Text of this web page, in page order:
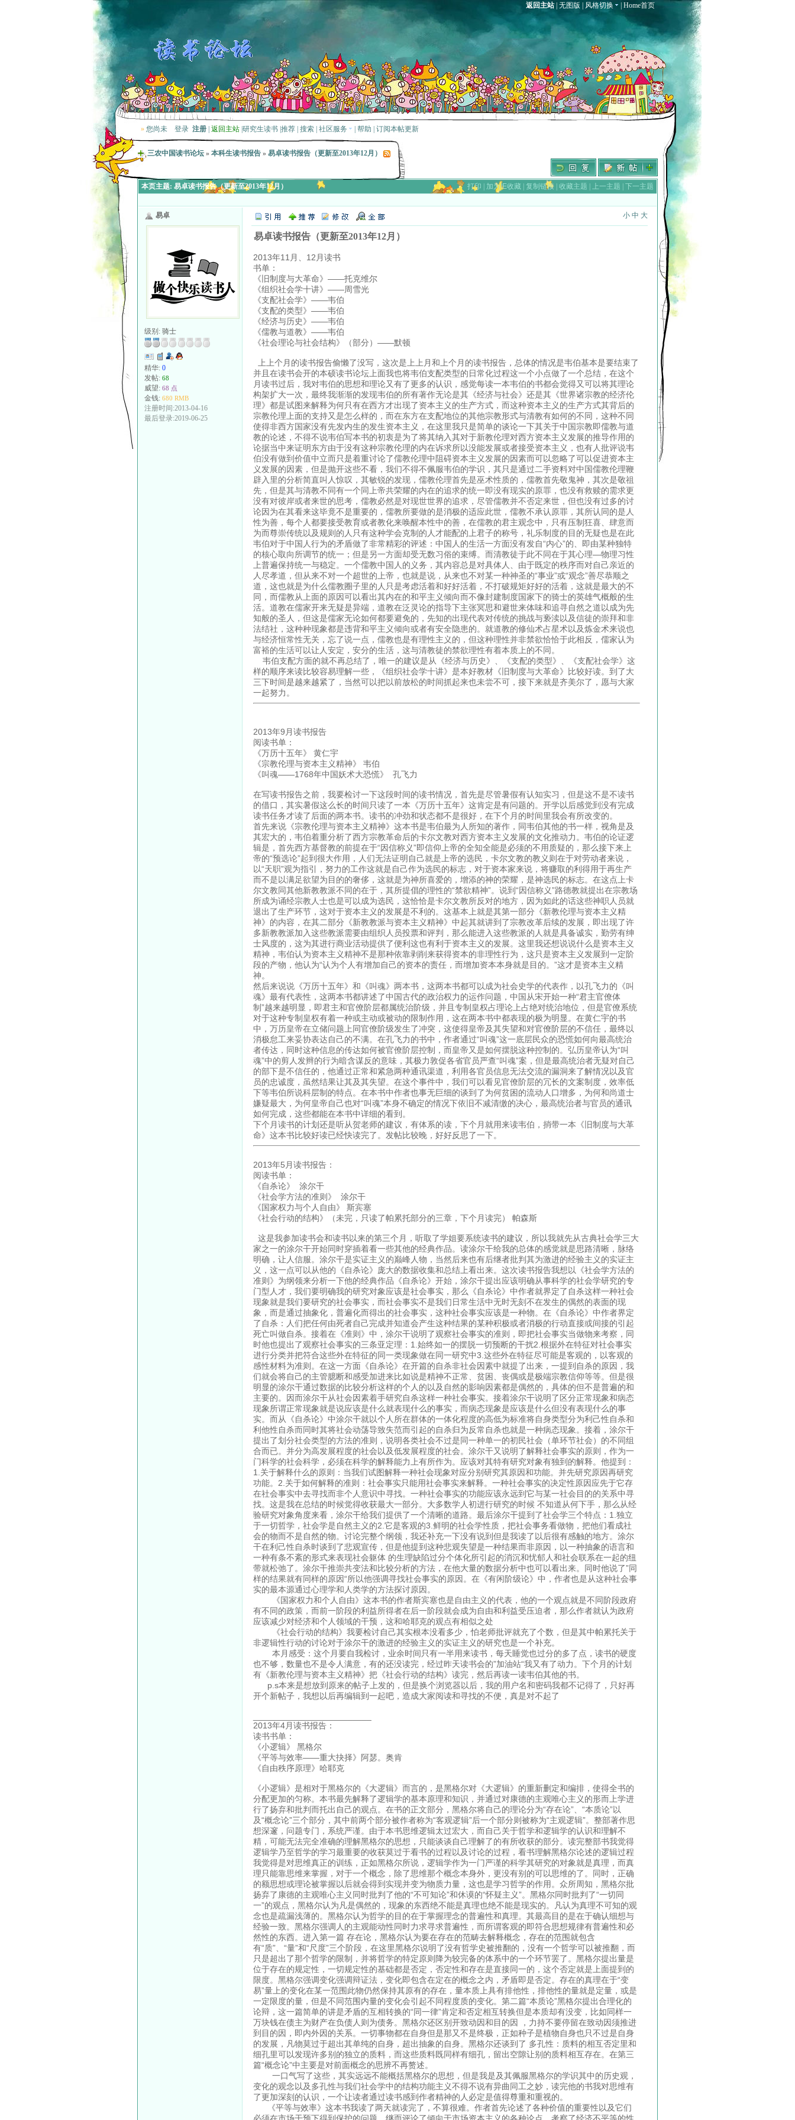
返回主站| 无图版 风格切换 Home首页
» 您尚未 登录 注册 返回主站 研究生读书 推荐 搜索 社区服务 帮助 订阅本帖更新
三农中国读书论坛 » 本科生读书报告 » 易卓读书报告（更新至2013年12月）
本页主题: 易卓读书报告（更新至2013年12月） 打印 | 加为IE收藏 |复制链接 |收藏主题 | 上一主题 |下一主题
易卓
级别: 骑士
精华: 0
发帖: 68
威望: 68 点
金钱: 680 RMB
注册时间:2013-04-16
最后登录:2019-06-25
小 中 大
易卓读书报告（更新至2013年12月）
2013年11月、12月读书
书单：
《旧制度与大革命》——托克维尔
《组织社会学十讲》——周雪光
《支配社会学》——韦伯
《支配的类型》——韦伯
《经济与历史》——韦伯
《儒教与道教》——韦伯
《社会理论与社会结构》（部分）——默顿
上上个月的读书报告偷懒了没写，这次是上上月和上个月的读书报告，总体的情况是韦伯基本是要结束了
并且在读书会开的本硕读书论坛上面我也将韦伯支配类型的日常化过程这一个小点做了一个总结，在这个
月读书过后，我对韦伯的思想和理论又有了更多的认识，感觉每读一本韦伯的书都会觉得又可以将其理论
构架扩大一次，最终我渐渐的发现韦伯的所有著作无论是其《经济与社会》还是其《世界诸宗教的经济伦
理》都是试图来解释为何只有在西方才出现了资本主义的生产方式，而这种资本主义的生产方式其背后的
宗教伦理上面的支持又是怎么样的，而在东方在支配地位的其他宗教形式与清教有如何的不同，这种不同
使得非西方国家没有先发内生的发生资本主义，在这里我只是简单的谈论一下其关于中国宗教即儒教与道
教的论述，不得不说韦伯写本书的初衷是为了将其纳入其对于新教伦理对西方资本主义发展的推导作用的
论据当中来证明东方由于没有这种宗教伦理的内在诉求所以没能发展或者接受资本主义，也有人批评说韦
伯没有做到价值中立而只是着重讨论了儒教伦理中阻碍资本主义发展的因素而可以忽略了可以促进资本主
义发展的因素，但是抛开这些不看，我们不得不佩服韦伯的学识，其只是通过二手资料对中国儒教伦理鞭
辟入里的分析简直叫人惊叹，其敏锐的发现，儒教伦理首先是巫术性质的，儒教首先敬鬼神，其次是敬祖
先，但是其与清教不同有一个同上帝共荣耀的内在的追求的统一即没有现实的原罪，也没有救赎的需求更
没有对彼岸或者来世的思考，儒教必然是对现世世界的追求，尽管儒教并不否定来世，但也没有过多的讨
论因为在其看来这毕竟不是重要的，儒教所要做的是消极的适应此世，儒教不承认原罪，其所认同的是人
性为善，每个人都要接受教育或者教化来唤醒本性中的善，在儒教的君主观念中，只有压制狂喜、肆意而
为而尊崇传统以及规则的人只有这种学会克制的人才能配的上君子的称号，礼乐制度的目的无疑也是在此
韦伯对于中国人行为的矛盾做了非常精彩的评述：中国人的生活一方面没有发自“内心”的、即由某种独特
的核心取向所调节的统一；但是另一方面却受无数习俗的束缚。而清教徒于此不同在于其心理—物理习性
上普遍保持统一与稳定。一个儒教中国人的义务，其内容总是对具体人、由于既定的秩序而对自己亲近的
人尽孝道，但从来不对一个超世的上帝，也就是说，从来也不对某一种神圣的“事业”或“观念”善尽恭顺之
道，这也就是为什么儒教圈子里的人只是考虑活着和好好活着，不打破规矩好好的活着，这就是最大的不
同，而儒教从上面的原因可以看出其内在的和平主义倾向而不像封建制度国家下的骑士的英雄气概般的生
活。道教在儒家开来无疑是异端，道教在泛灵论的指导下主张冥思和避世来体味和追寻自然之道以成为先
知般的圣人，但这是儒家无论如何都要避免的，先知的出现代表对传统的挑战与亵渎以及信徒的崇拜和非
法结社，这种种现象都是违背和平主义倾向或者有安全隐患的。就道教的修仙术占星术以及炼金术来说也
与经济恒常性无关，忘了说一点，儒教也是有理性主义的，但这种理性并非禁欲恰恰于此相反，儒家认为
富裕的生活可以让人安定，安分的生活，这与清教徒的禁欲理性有着本质上的不同。
韦伯支配方面的就不再总结了，唯一的建议是从《经济与历史》、《支配的类型》、《支配社会学》这
样的顺序来读比较容易理解一些，《组织社会学十讲》是本好教材《旧制度与大革命》比较好读。到了大
三下时间是越来越紧了，当然可以把以前放松的时间抓起来也未尝不可，接下来就是齐美尔了，愿与大家
一起努力。
2013年9月读书报告
阅读书单：
《万历十五年》 黄仁宇
《宗教伦理与资本主义精神》 韦伯
《叫魂——1768年中国妖术大恐慌》 孔飞力
在写读书报告之前，我要检讨一下这段时间的读书情况，首先是尽管暑假有认知实习，但是这不是不读书
的借口，其实暑假这么长的时间只读了一本《万历十五年》这肯定是有问题的。开学以后感觉到没有完成
读书任务才读了后面的两本书。读书的冲劲和状态都不是很好，在下个月的时间里我会有所改变的。
首先来说《宗教伦理与资本主义精神》这本书是韦伯最为人所知的著作，同韦伯其他的书一样，视角是及
其宏大的，韦伯着重分析了西方宗教革命后的卡尔文教对西方资本主义发展的文化推动力。韦伯的论证逻
辑是，首先西方基督教的前提在于“因信称义”即信仰上帝的全知全能是必须的不用质疑的，那么接下来上
帝的“预选论”起到很大作用，人们无法证明自己就是上帝的选民，卡尔文教的教义则在于对劳动者来说，
以“天职”观为指引，努力的工作这就是自己作为选民的标志，对于资本家来说，将赚取的利得用于再生产
而不是以满足欲望为目的的奢侈，这就是为神所喜爱的，增添的神的荣耀，是神选民的标志。在这点上卡
尔文教同其他新教教派不同的在于，其所提倡的理性的“禁欲精神”。说到“因信称义”路德教就提出在宗教场
所成为诵经宗教人士也是可以成为选民，这恰恰是卡尔文教所反对的地方，因为如此的话这些神职人员就
退出了生产环节，这对于资本主义的发展是不利的。这基本上就是其第一部分《新教伦理与资本主义精
神》的内容，在其二部分《新教教派与资本主义精神》中起其就讲到了宗教改革后续的发展，即出现了许
多新教教派加入这些教派需要由组织人员投票和评判，那么能进入这些教派的人就是具备诚实，勤劳有绅
士风度的，这为其进行商业活动提供了便利这也有利于资本主义的发展。这里我还想说说什么是资本主义
精神，韦伯认为资本主义精神不是那种依靠剥削来获得资本的非理性行为，这只是资本主义发展到一定阶
段的产物，他认为“认为个人有增加自己的资本的责任，而增加资本本身就是目的。”这才是资本主义精
神。
然后来说说《万历十五年》和《叫魂》两本书，这两本书都可以成为社会史学的代表作，以孔飞力的《叫
魂》最有代表性，这两本书都讲述了中国古代的政治权力的运作问题，中国从宋开始一种“君主官僚体
制”越来越明显，即君主和官僚阶层都属统治阶级，并且专制皇权占理论上占绝对统治地位，但是官僚系统
对于这种专制皇权有着一种或主动或被动的限制作用，这在两本书中都表现的极为明显。在黄仁宇的书
中，万历皇帝在立储问题上同官僚阶级发生了冲突，这使得皇帝及其失望和对官僚阶层的不信任，最终以
消极怠工来妥协表达自己的不满。在孔飞力的书中，作者通过“叫魂”这一底层民众的恐慌如何向最高统治
者传达，同时这种信息的传达如何被官僚阶层控制，而皇帝又是如何摆脱这种控制的。弘历皇帝认为“叫
魂”中的剪人发辫的行为暗含谋反的意味，其极力敦促各省官员严查“叫魂”案，但是最高统治者无疑对自己
的部下是不信任的，他通过正常和紧急两种通讯渠道，利用各官员信息无法交流的漏洞来了解情况以及官
员的忠诚度，虽然结果让其及其失望。在这个事件中，我们可以看见官僚阶层的冗长的文案制度，效率低
下等韦伯所说科层制的特点。在本书中作者也事无巨细的谈到了为何贫困的流动人口增多，为何和尚道士
嫌疑最大，为何皇帝自己也对“叫魂”本身不确定的情况下依旧不减清缴的决心，最高统治者与官员的通讯
如何完成，这些都能在本书中详细的看到。
下个月读书的计划还是听从贺老师的建议，有体系的读，下个月就用来读韦伯，捎带一本《旧制度与大革
命》这本书比较好读已经快读完了。发帖比较晚，好好反思了一下。
2013年5月读书报告：
阅读书单：
《自杀论》 涂尔干
《社会学方法的准则》 涂尔干
《国家权力与个人自由》 斯宾塞
《社会行动的结构》（未完，只读了帕累托部分的三章，下个月读完） 帕森斯
这是我参加读书会和读书以来的第三个月，听取了学姐要系统读书的建议，所以我就先从古典社会学三大
家之一的涂尔干开始同时穿插着看一些其他的经典作品。读涂尔干给我的总体的感觉就是思路清晰，脉络
明确，让人信服。涂尔干是实证主义的巅峰人物，当然后来也有后继者批判其为激进的经验主义的实证主
义，这一点可以从他的《自杀论》庞大的数据收集和总结上看出来。这次读书报告我想以《社会学方法的
准则》为纲领来分析一下他的经典作品《自杀论》开始，涂尔干提出应该明确从事科学的社会学研究的专
门型人才，我们要明确我的研究对象应该是社会事实，那么《自杀论》中作者就界定了自杀这样一种社会
现象就是我们要研究的社会事实，而社会事实不是我们日常生活中无时无刻不在发生的偶然的表面的现
象，而是通过抽象化，普遍化而得出的社会事实，这种社会事实应该是一种物。在《自杀论》中作者界定
了自杀：人们把任何由死者自己完成并知道会产生这种结果的某种积极或者消极的行动直接或间接的引起
死亡叫做自杀。接着在《准则》中，涂尔干说明了观察社会事实的准则，即把社会事实当做物来考察，同
时他也提出了观察社会事实的三条亚定理：1.始终如一的摆脱一切预断的干扰2.根据外在特征对社会事实
进行分类并把符合这些外在特征的同一类现象做在同一研究中3.这些外在特征尽可能是客观的，以客观的
感性材料为准则。在这一方面《自杀论》在开篇的自杀非社会因素中就提了出来，一提到自杀的原因，我
们就会将自己的主管臆断和感受加进来比如说是精神不正常、贫困、丧偶或是极端宗教信仰等等。但是很
明显的涂尔干通过数据的比较分析这样的个人的以及自然的影响因素都是偶然的，具体的但不是普遍的和
主要的。因而涂尔干从社会因素着手研究自杀这样一种社会事实。接着涂尔干说明了区分正常现象和病态
现象所谓正常现象就是说应该是什么就表现什么的事实，而病态现象是应该是什么但没有表现什么的事
实。而从《自杀论》中涂尔干就以个人所在群体的一体化程度的高低为标准将自身类型分为利己性自杀和
利他性自杀而同时其将社会动荡导致失范而引起的自杀归为反常自杀也就是一种病态现象。接着，涂尔干
提出了划分社会类型的方法的准则，说明各类社会不过是同一种单一的初民社会（单环节社会）的不同组
合而已。并分为高发展程度的社会以及低发展程度的社会。涂尔干又说明了解释社会事实的原则，作为一
门科学的社会科学，必须在科学的解释能力上有所作为。应该对其特有研究对象有独到的解释。他提到：
1.关于解释什么的原则：当我们试图解释一种社会现象对应分别研究其原因和功能。并先研究原因再研究
功能。2.关于如何解释的准则：社会事实只能用社会事实来解释。一种社会事实的决定性原因应先于它存
在社会事实中去寻找而非个人意识中寻找。一种社会事实的功能应该永远到它与某一社会目的的关系中寻
找。这是我在总结的时候觉得收获最大一部分。大多数学人初进行研究的时候 不知道从何下手，那么从经
验研究对象角度来看，涂尔干给我们提供了一个清晰的道路。最后涂尔干提到了社会学三个特点：1.独立
于一切哲学，社会学是自然主义的2.它是客观的3.鲜明的社会学性质，把社会事务看做物，把他们看成社
会的物而不是自然的物。讨论完整个纲领，我还补充一下没有说到但是我读了以后很有感触的地方。涂尔
干在利己性自杀时谈到了悲观宣传，但是他提到这种悲观失望是一种结果而非原因，以一种抽象的语言和
一种有条不紊的形式来表现社会躯体 的生理缺陷过分个体化所引起的消沉和忧郁人和社会联系在一起的纽
带就松弛了。涂尔干推崇共变法和比较分析的方法，在他大量的数据分析中也可以看出来。同时他说了”同
样的结果就有同样的原因“所以他强调寻找社会事实的原因。在《有闲阶级论》中，作者也是从这种社会事
实的最本源通过心理学和人类学的方法探讨原因。
《国家权力和个人自由》这本书的作者斯宾塞也是自由主义的代表，他的一个观点就是不同阶段政府
有不同的政策，而前一阶段的利益所得者在后一阶段就会成为自由和利益受压迫者，那么作者就认为政府
应该减少对经济和个人领域的干预，这和哈耶克的观点有相似之处
《社会行动的结构》我要检讨自己其实根本没看多少，怕老师批评就充了个数，但是其中帕累托关于
非逻辑性行动的讨论对于涂尔干的激进的经验主义的实证主义的研究也是一个补充。
本月感受：这个月要自我检讨，业余时间只有一半用来读书，每天睡觉也过分的多了点，读书的硬度
也不够，数量也不是令人满意，有的还没读完，经过昨天读书会的”加油站“我又有了动力。下个月的计划
有《新教伦理与资本主义精神》把《社会行动的结构》读完，然后再读一读韦伯其他的书。
p.s本来是想放到原来的帖子上发的，但是换个浏览器以后，我的用户名和密码我都不记得了，只好再
开个新帖子，我想以后再编辑到一起吧，造成大家阅读和寻找的不便，真是对不起了
2013年4月读书报告：
读书书单：
《小逻辑》 黑格尔
《平等与效率——重大抉择》阿瑟。奥肯
《自由秩序原理》哈耶克
《小逻辑》是相对于黑格尔的《大逻辑》而言的，是黑格尔对《大逻辑》的重新删定和编排，使得全书的
分配更加的匀称。本书最先解释了逻辑学的基本原理和知识，并通过对康德的主观唯心主义的形而上学进
行了扬弃和批判而托出自己的观点。在书的正文部分，黑格尔将自己的理论分为“存在论”、“本质论”以
及“概念论”三个部分，其中前两个部分被作者称为“客观逻辑”后一个部分则被称为“主观逻辑”。整部著作思
想深邃，问题专门，系统严谨。由于本书思维逻辑太过宏大，而自己关于哲学和逻辑学的认识和理解不
精，可能无法完全准确的理解黑格尔的思想，只能谈谈自己理解了的有所收获的部分。读完整部书我觉得
逻辑学乃至哲学的学习最重要的收获莫过于看书的过程以及讨论的过程，看书理解黑格尔论述的逻辑过程
我觉得是对思维真正的训练，正如黑格尔所说，逻辑学作为一门严谨的科学其研究的对象就是真理，而真
理只能靠思维来掌握，对于一个概念，除了思维那个概念本身外，更没有别的可以思维的了。同时，正确
的额思想或理论被掌握以后就会得到实现并变为物质力量，这也是学习哲学的作用。众所周知，黑格尔批
扬弃了康德的主观唯心主义同时批判了他的“不可知论”和休谟的“怀疑主义”。黑格尔同时批判了“一切同
一”的观点，黑格尔认为凡是偶然的，现象的东西绝不能是真理也绝不能是现实的。凡认为真理不可知的观
念也是疏漏浅薄的。黑格尔认为哲学的目的在于掌握理念的普遍性和真理。其最高目的是在于确认细想与
经验一致。黑格尔强调人的主观能动性同时力求寻求普遍性，而所谓客观的即符合思想规律有普遍性和必
然性的东西。进入第一篇 存在论，黑格尔认为要在存在的范畴去解释概念，存在的范围就包含
有“质”、“量”和“尺度”三个阶段，在这里黑格尔说明了没有哲学史被推翻的，没有一个哲学可以被推翻，而
只是超出了那个哲学的限制，并将哲学的特定原则降为较完备的体系中的一个环节罢了。黑格尔提出量是
位于存在的规定性，一切规定性的基础都是否定，否定性和存在是直接同一的，这个否定就是上面提到的
限度。黑格尔强调变化强调辩证法，变化即包含在定在的概念之内，矛盾即是否定。存在的真理在于“变
易”量上的变化在某一范围此物仍然保持其原有的存在，量本质上具有排他性，排他性的量就是定量，或是
一定限度的量，但是不同范围内量的变化会引起不同程度质的变化。第二篇“本质论”黑格尔提出合理化的
论辩，这一篇简单的讲是矛盾的互相转换的“同一律”肯定和否定相互转换但是本质却有没变，比如同样一
万块钱在债主为财产在负债人则为债务。黑格尔还区别开致动因和目的因 ，力持不要停留在致动因须推进
到目的因，即内外因的关系。一切事物都在自身但是那又不是终极，正如种子是植物自身也只不过是自身
的发展，凡物莫过于超出其单纯的自身，超出抽象的自身。黑格尔还谈到了 多孔性：质料的相互否定里和
细孔里可以发现许多别的独立的质料，而这些质料既同样有细孔，留出空隙让别的质料相互存在。在第三
篇“概念论”中主要是对前面概念的思辨不再赘述。
一口气写了这些，其实远远不能概括黑格尔的思想，但是我是及其佩服黑格尔的学识其中的历史观，
变化的观念以及多孔性与我们社会学中的结构功能主义不得不说有异曲同工之妙，读完他的书我对思维有
了更加深刻的认识，一个让读者通过读书感到作者精神的人必定是值得尊重和重视的。
《平等与效率》这本书我读了两天就读完了，不算很难。作者首先论述了各种价值的重要性以及它们
必须在市场干预下得到保护的问题，继而评论了倾向于市场资本主义的各种论点，考察了经济不平等的性